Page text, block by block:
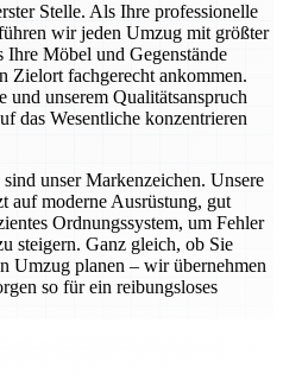
Stelle. Als Ihre professionelle
wir jeden Umzug mit größter
Ihre Möbel und Gegenstände
Zielort fachgerecht ankommen.
unserem Qualitätsanspruch
das Wesentliche konzentrieren
unser Markenzeichen. Unsere
auf moderne Ausrüstung, gut
Ordnungssystem, um Fehler
steigern. Ganz gleich, ob Sie
Umzug planen – wir übernehmen
so für ein reibungsloses